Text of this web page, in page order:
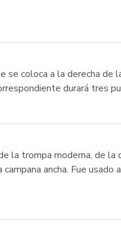
coloca a la derecha de
durará tres
la trompa moderna, de la
ancha. Fue